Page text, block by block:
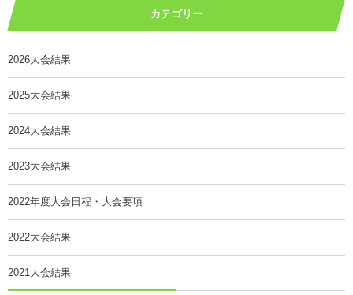
カテゴリー
2026大会結果
2025大会結果
2024大会結果
2023大会結果
2022年度大会日程・大会要項
2022大会結果
2021大会結果